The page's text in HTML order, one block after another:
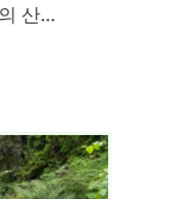
산…